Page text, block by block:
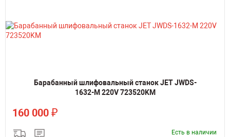
Барабанный шлифовальный станок JET JWDS-
1632-M 220V 723520KM
160 000 ₽
Есть в наличии